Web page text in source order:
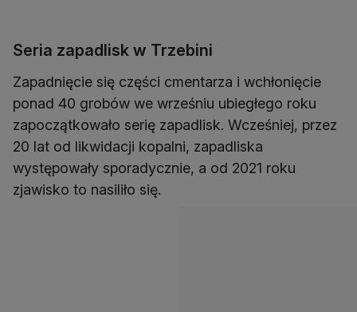
Seria zapadlisk w Trzebini
Zapadnięcie się części cmentarza i wchłonięcie
ponad 40 grobów we wrześniu ubiegłego roku
zapoczątkowało serię zapadlisk. Wcześniej, przez
20 lat od likwidacji kopalni, zapadliska
występowały sporadycznie, a od 2021 roku
zjawisko to nasiliło się.